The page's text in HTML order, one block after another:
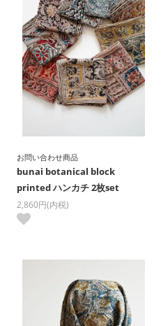
お問い合わせ商品
bunai botanical block
printed ハンカチ 2枚set
2,860円(内税)